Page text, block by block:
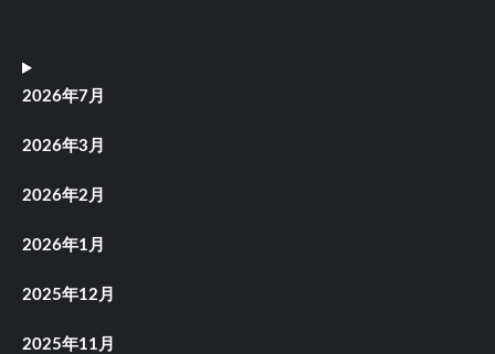
2026年7月
2026年3月
2026年2月
2026年1月
2025年12月
2025年11月